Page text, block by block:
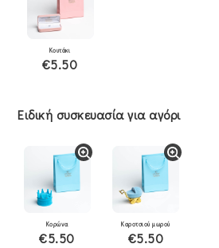
Κουτάκι
€5.50
Ειδική συσκευασία για αγόρι
Κορώνα
€5.50
Καροτσιού μωρού
€5.50